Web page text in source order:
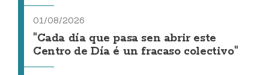
01/08/2026
"Cada día que pasa sen abrir este
Centro de Día é un fracaso colectivo"